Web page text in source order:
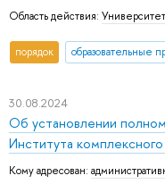
Область действия: Университет
порядок образовательные
30.08.2024
Об установлении
Института
Кому адресован: